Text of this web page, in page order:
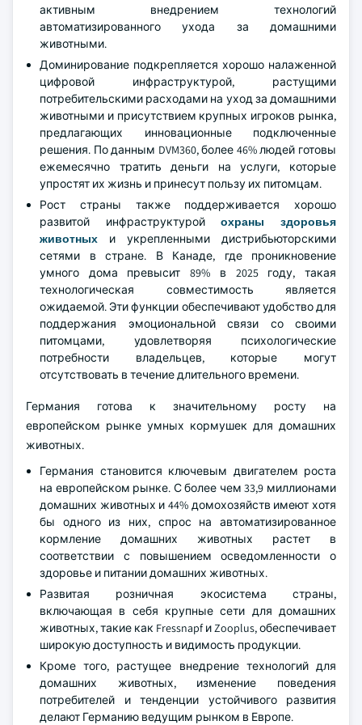
активным внедрением технологий
автоматизированного ухода за домашними
животными.
Доминирование подкрепляется хорошо налаженной
цифровой инфраструктурой, растущими
потребительскими расходами на уход за домашними
животными и присутствием крупных игроков рынка,
предлагающих инновационные подключенные
решения. По данным DVM360, более 46% людей готовы
ежемесячно тратить деньги на услуги, которые
упростят их жизнь и принесут пользу их питомцам.
Рост страны также поддерживается хорошо
развитой инфраструктуройохраны здоровья
животных и укрепленными дистрибьюторскими
сетями в стране. В Канаде, где проникновение
умного дома превысит 89% в 2025 году, такая
технологическая совместимость является
ожидаемой. Эти функции обеспечивают удобство для
поддержания эмоциональной связи со своими
питомцами, удовлетворяя психологические
потребности владельцев, которые могут
отсутствовать в течение длительного времени.
Германия готова к значительному росту на
европейском рынке умных кормушек для домашних
животных.
Германия становится ключевым двигателем роста
на европейском рынке. С более чем 33,9 миллионами
домашних животных и 44% домохозяйств имеют хотя
бы одного из них, спрос на автоматизированное
кормление домашних животных растет в
соответствии с повышением осведомленности о
здоровье и питании домашних животных.
Развитая розничная экосистема страны,
включающая в себя крупные сети для домашних
животных, такие как Fressnapf и Zooplus, обеспечивает
широкую доступность и видимость продукции.
Кроме того, растущее внедрение технологий для
домашних животных, изменение поведения
потребителей и тенденции устойчивого развития
делают Германию ведущим рынком в Европе.